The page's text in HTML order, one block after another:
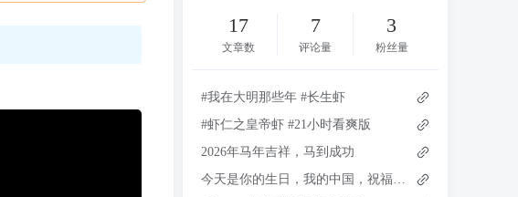
17
文章数
7
评论量
3
粉丝量
#我在大明那些年 #长生虾
#虾仁之皇帝虾 #21小时看爽版
2026年马年吉祥，马到成功
今天是你的生日，我的中国，祝福祖国越来越强大